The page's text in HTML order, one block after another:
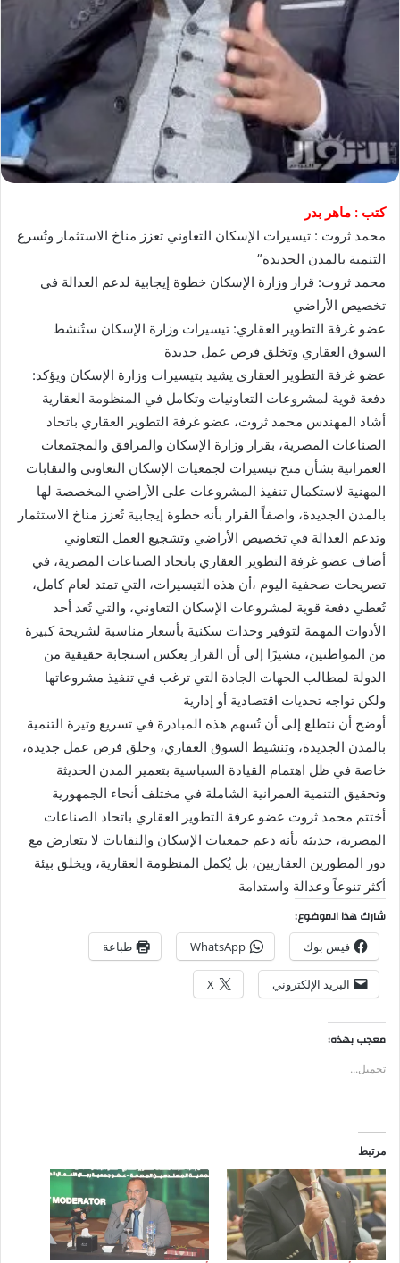
كتب : ماهر بدر
محمد ثروت : تيسيرات الإسكان التعاوني تعزز مناخ الاستثمار وتُسرع
التنمية بالمدن الجديدة”
محمد ثروت: قرار وزارة الإسكان خطوة إيجابية لدعم العدالة في
تخصيص الأراضي
عضو غرفة التطوير العقاري: تيسيرات وزارة الإسكان ستُنشط
السوق العقاري وتخلق فرص عمل جديدة
عضو غرفة التطوير العقاري يشيد بتيسيرات وزارة الإسكان ويؤكد:
دفعة قوية لمشروعات التعاونيات وتكامل في المنظومة العقارية
أشاد المهندس محمد ثروت، عضو غرفة التطوير العقاري باتحاد
الصناعات المصرية، بقرار وزارة الإسكان والمرافق والمجتمعات
العمرانية بشأن منح تيسيرات لجمعيات الإسكان التعاوني والنقابات
المهنية لاستكمال تنفيذ المشروعات على الأراضي المخصصة لها
بالمدن الجديدة، واصفاً القرار بأنه خطوة إيجابية تُعزز مناخ الاستثمار
وتدعم العدالة في تخصيص الأراضي وتشجيع العمل التعاوني
أضاف عضو غرفة التطوير العقاري باتحاد الصناعات المصرية، في
تصريحات صحفية اليوم ،أن هذه التيسيرات، التي تمتد لعام كامل،
تُعطي دفعة قوية لمشروعات الإسكان التعاوني، والتي تُعد أحد
الأدوات المهمة لتوفير وحدات سكنية بأسعار مناسبة لشريحة كبيرة
من المواطنين، مشيرًا إلى أن القرار يعكس استجابة حقيقية من
الدولة لمطالب الجهات الجادة التي ترغب في تنفيذ مشروعاتها
ولكن تواجه تحديات اقتصادية أو إدارية
أوضح أن نتطلع إلى أن تُسهم هذه المبادرة في تسريع وتيرة التنمية
بالمدن الجديدة، وتنشيط السوق العقاري، وخلق فرص عمل جديدة،
خاصة في ظل اهتمام القيادة السياسية بتعمير المدن الحديثة
وتحقيق التنمية العمرانية الشاملة في مختلف أنحاء الجمهورية
أختتم محمد ثروت عضو غرفة التطوير العقاري باتحاد الصناعات
المصرية، حديثه بأنه دعم جمعيات الإسكان والنقابات لا يتعارض مع
دور المطورين العقاريين، بل يُكمل المنظومة العقارية، ويخلق بيئة
أكثر تنوعاً وعدالة واستدامة
شارك هذا الموضوع:
فيس بوك WhatsApp طباعة
البريد الإلكتروني X
معجب بهذه:
تحميل...
مرتبط